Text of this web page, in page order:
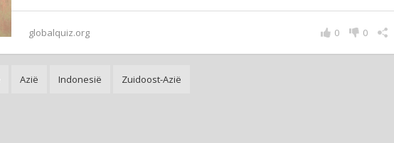
globalquiz.org 0
0
Azië Indonesië Zuidoost-Azië